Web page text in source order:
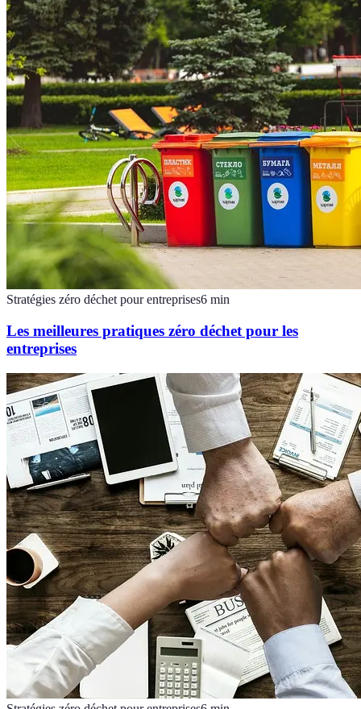
Stratégies zéro déchet pour entreprises6 min
Les meilleures pratiques zéro déchet pour les
entreprises